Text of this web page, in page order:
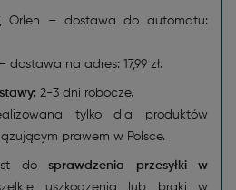
Orlen – dostawa do automatu:
dostawa na adres: 17,99 zł.
: 2-3 dni robocze.
tylko dla produktów
prawem w Polsce.
do sprawdzenia przesyłki w
uszkodzenia lub braki w